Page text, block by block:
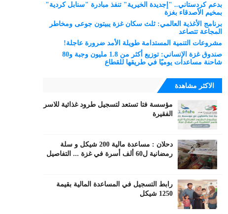
بدعم كردستاني.. "إجديدة الخيرية" تنفذ مبادرة "سنابل كردية"
بمخيم الأصدقاء بغزة
برنامج الأغذية العالمي: ثلث سكان غزة يبيتون جوعى ومخاطر
المجاعة تتصاعد
مشروعات التنمية المستدامة طويلة الأمد ضرورة عاجلة!
صندوق غزة الإنساني: توزيع أكثر من 1.8 مليون وجبة و80
شاحنة مساعدات يوميًا في طريقها للقطاع
الاكثر مشاهدة
مؤسسة فتا تستعد لتسجيل طرود غذائية للاسر
الفقيرة
دحلان : مساعدة مالية 200 شيكل و سلة
رمضانية ل60 ألف أسرة في غزة ... التفاصيل
رابط التسجيل في المساعدة المالية بقيمة
1250 شيكل